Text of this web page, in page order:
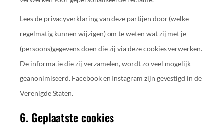
Lees de privacyverklaring van deze partijen door (welke
regelmatig kunnen wijzigen) om te weten wat zij met je
(persoons)gegevens doen die zij via deze cookies verwerken.
De informatie die zij verzamelen, wordt zo veel mogelijk
geanonimiseerd. Facebook en Instagram zijn gevestigd in de
Verenigde Staten.
6. Geplaatste cookies